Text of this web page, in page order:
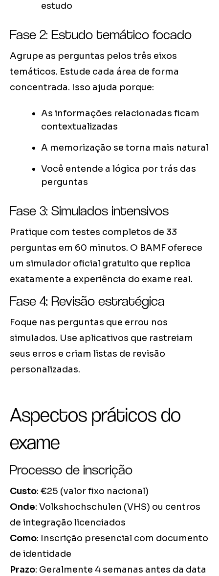
estudo
Fase 2: Estudo temático focado
Agrupe as perguntas pelos três eixos
temáticos. Estude cada área de forma
concentrada. Isso ajuda porque:
As informações relacionadas ficam
contextualizadas
A memorização se torna mais natural
Você entende a lógica por trás das
perguntas
Fase 3: Simulados intensivos
Pratique com testes completos de 33
perguntas em 60 minutos. O BAMF oferece
um simulador oficial gratuito que replica
exatamente a experiência do exame real.
Fase 4: Revisão estratégica
Foque nas perguntas que errou nos
simulados. Use aplicativos que rastreiam
seus erros e criam listas de revisão
personalizadas.
Aspectos práticos do
exame
Processo de inscrição
Custo: €25 (valor fixo nacional)
Onde: Volkshochschulen (VHS) ou centros
de integração licenciados
Como: Inscrição presencial com documento
de identidade
Prazo: Geralmente 4 semanas antes da data